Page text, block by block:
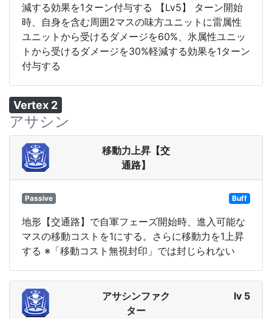
減する効果を1ターン付与する 【Lv5】 ターン開始
時、自身を含む周囲2マスの味方ユニットに雷属性
ユニットから受けるダメージを60%、氷属性ユニッ
トから受けるダメージを30%軽減する効果を1ターン
付与する
Vertex 2
アサシン
移動力上昇【交
通路】
Passive Buff
地形【交通路】で自軍フェーズ開始時、進入可能な
マスの移動コストを1にする。さらに移動力を1上昇
する ※「移動コスト無視封印」では封じられない
アサシンファク
ター
lv 5